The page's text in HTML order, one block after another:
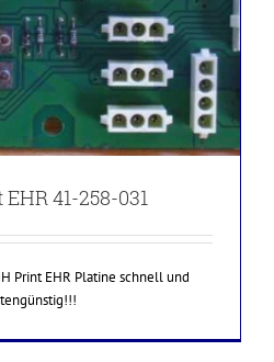
41-258-031
Print EHR Platine schnell und